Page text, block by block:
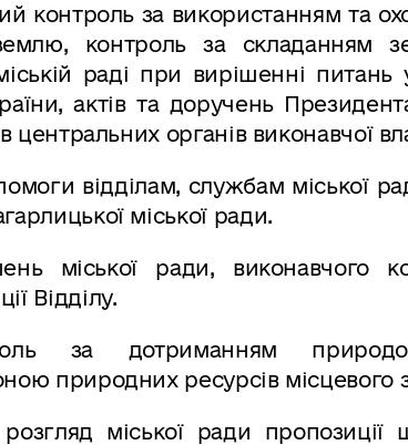
контроль за використанням та
контроль за складанням
раді при вирішенні питань
актів та доручень
центральних органів виконавчої
відділам, службам міської
міської ради.
міської ради, виконавчого
Відділу.
за дотриманням
природних ресурсів місцевого
міської ради